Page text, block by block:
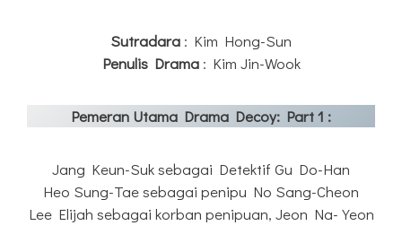
Sutradara : Kim Hong-Sun
Penulis Drama : Kim Jin-Wook
Pemeran Utama Drama Decoy: Part 1 :
Jang Keun-Suk sebagai Detektif Gu Do-Han
Heo Sung-Tae sebagai penipu No Sang-Cheon
Lee Elijah sebagai korban penipuan, Jeon Na-Yeon